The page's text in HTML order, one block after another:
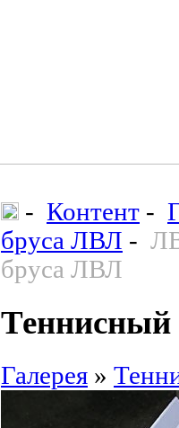
- Контент -
бруса ЛВЛ -
бруса ЛВЛ
Теннисный
Галерея »